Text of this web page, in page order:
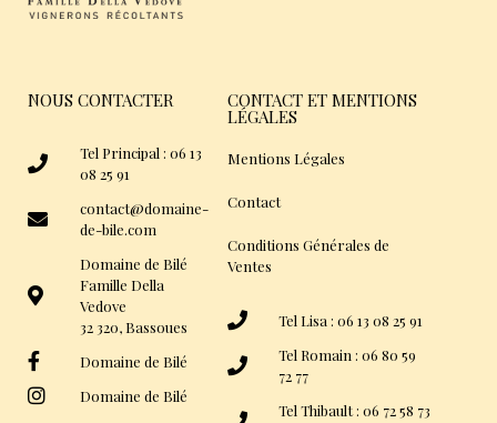
NOUS CONTACTER
Tel Principal : 06 13
08 25 91
contact@domaine-
de-bile.com
Domaine de Bilé
Famille Della
Vedove
32 320, Bassoues
Domaine de Bilé
Domaine de Bilé
CONTACT ET MENTIONS
LÉGALES
Mentions Légales
Contact
Conditions Générales de
Ventes
Tel Lisa : 06 13 08 25 91
Tel Romain : 06 80 59
72 77
Tel Thibault : 06 72 58 73